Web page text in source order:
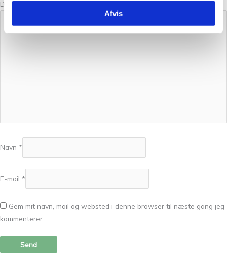
Afvis
Din anmeldelse*
Navn *
E-mail *
Gem mit navn, mail og websted i denne browser til næste gang jeg
kommenterer.